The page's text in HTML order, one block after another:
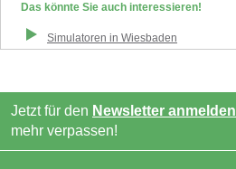
Das könnte Sie auch interessieren!
Simulatoren in Wiesbaden
Jetzt für den Newsletter anmelden
mehr verpassen!